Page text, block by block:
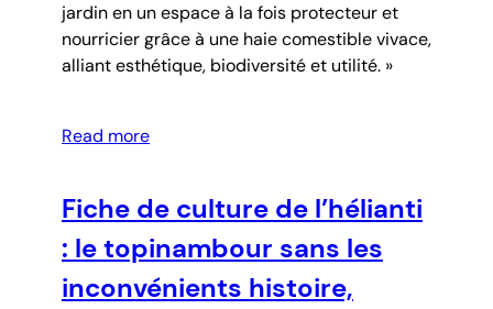
jardin en un espace à la fois protecteur et
nourricier grâce à une haie comestible vivace,
alliant esthétique, biodiversité et utilité. »
Read more
Fiche de culture de l’hélianti
: le topinambour sans les
inconvénients histoire,